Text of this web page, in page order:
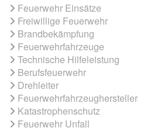
Feuerwehr Einsätze
Freiwillige Feuerwehr
Brandbekämpfung
Feuerwehrfahrzeuge
Technische Hilfeleistung
Berufsfeuerwehr
Drehleiter
Feuerwehrfahrzeughersteller
Katastrophenschutz
Feuerwehr Unfall